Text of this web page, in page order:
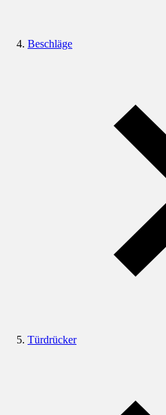
Beschläge
Türdrücker